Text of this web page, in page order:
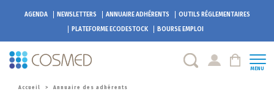
AGENDA NEWSLETTERS ANNUAIRE ADHÉRENTS
OUTILS RÉGLEMENTAIRES
PLATEFORMEECODESTOCK BOURSE EMPLOI
MENU
Accueil > Annuaire des adhérents